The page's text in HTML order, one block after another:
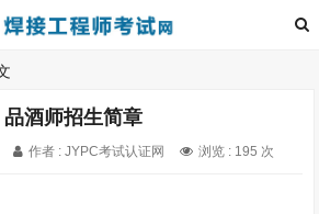
品酒师招生简章
作者 : JYPC考试认证网 浏览 : 195 次